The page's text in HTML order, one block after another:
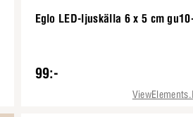
Eglo LED-ljuskälla 6 x 5 cm
99:-